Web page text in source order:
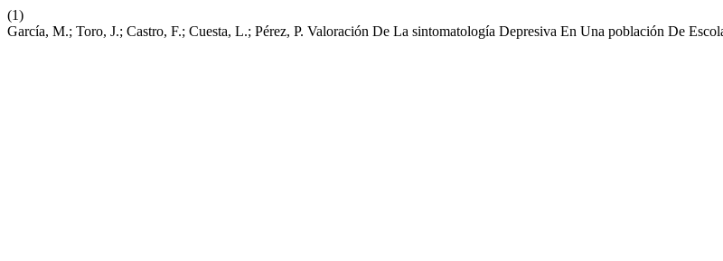
(1)
García, M.; Toro, J.; Castro, F.; Cuesta, L.; Pérez, P. Valoración De La sintomatología Depresiva En Una población De